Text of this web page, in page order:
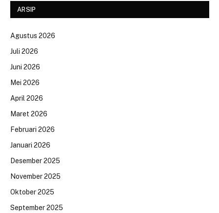
ARSIP
Agustus 2026
Juli 2026
Juni 2026
Mei 2026
April 2026
Maret 2026
Februari 2026
Januari 2026
Desember 2025
November 2025
Oktober 2025
September 2025